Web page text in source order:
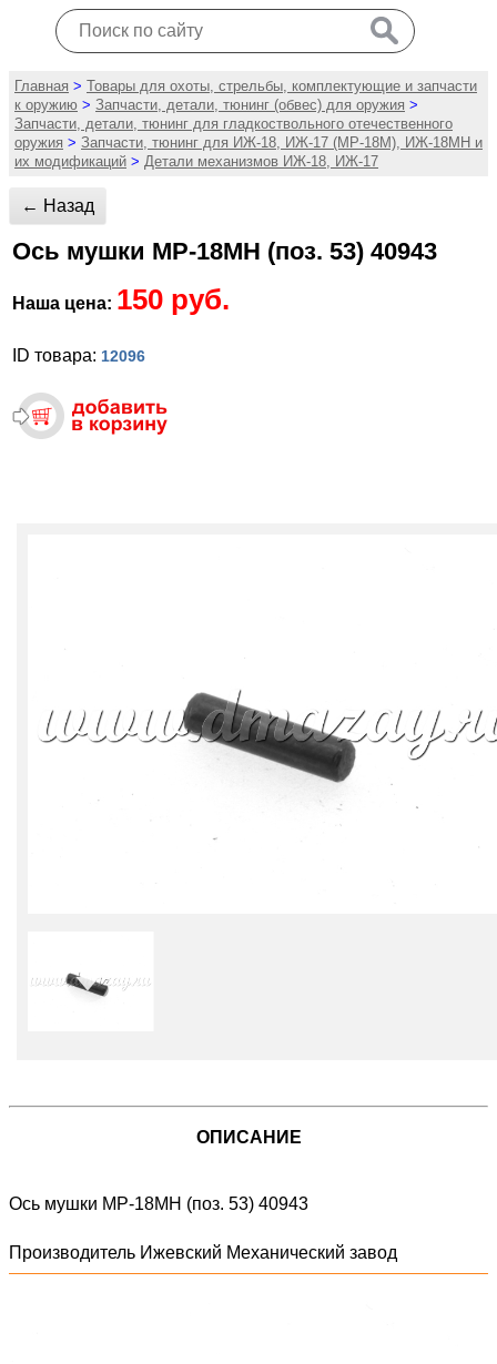
Главная > Товары для охоты, стрельбы, комплектующие и запчасти
к оружию > Запчасти, детали, тюнинг (обвес) для оружия >
Запчасти, детали, тюнинг для гладкоствольного отечественного
оружия > Запчасти, тюнинг для ИЖ-18, ИЖ-17 (MP-18M), ИЖ-18МН и
их модификаций > Детали механизмов ИЖ-18, ИЖ-17
← Назад
Ось мушки МР-18МН (поз. 53) 40943
Наша цена: 150 руб.
ID товара: 12096
ОПИСАНИЕ
Ось мушки МР-18МН (поз. 53) 40943
Производитель Ижевский Механический завод